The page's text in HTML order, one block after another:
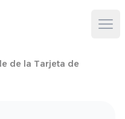
de la Tarjeta de